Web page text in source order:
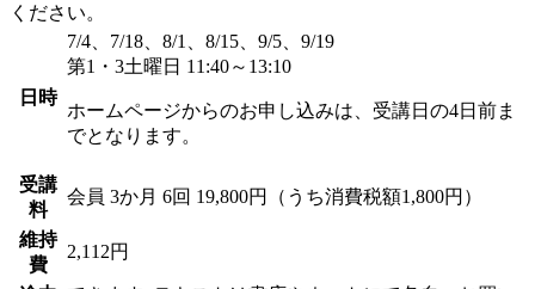
ください。
日時
7/4、7/18、8/1、8/15、9/5、9/19
第1・3土曜日 11:40～13:10
ホームページからのお申し込みは、受講日の4日前ま
でとなります。
受講
料
会員 3か月 6回 19,800円（うち消費税額1,800円）
維持
費
2,112円